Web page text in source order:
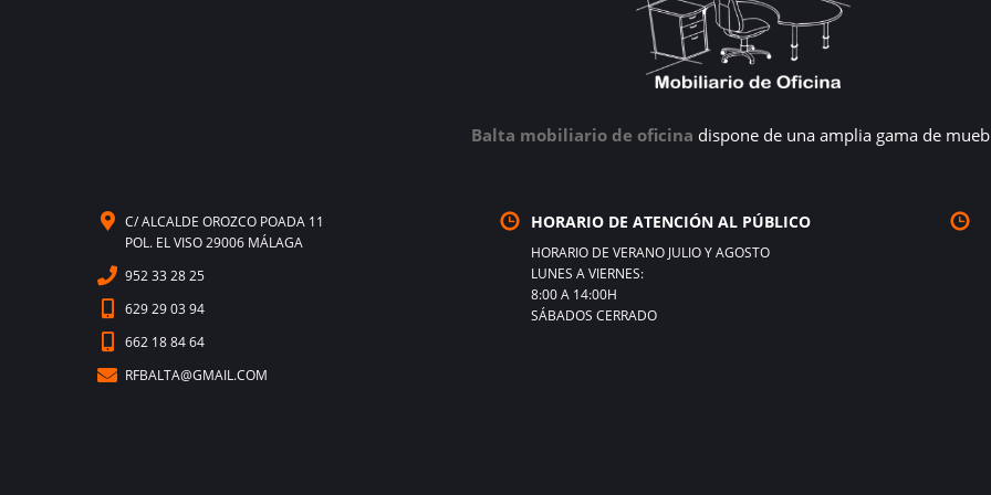
Balta mobiliario de oficina dispone de una amplia gama de
C/ ALCALDE OROZCO POADA 11
POL. EL VISO 29006 MÁLAGA
952 33 28 25
629 29 03 94
662 18 84 64
RFBALTA@GMAIL.COM
HORARIO DE ATENCIÓN AL PÚBLICO
HORARIO DE VERANO JULIO Y AGOSTO
LUNES A VIERNES:
8:00 A 14:00H
SÁBADOS CERRADO